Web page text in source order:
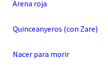
Arena roja
Quinceanyeros (con Zare)
Nacer para morir